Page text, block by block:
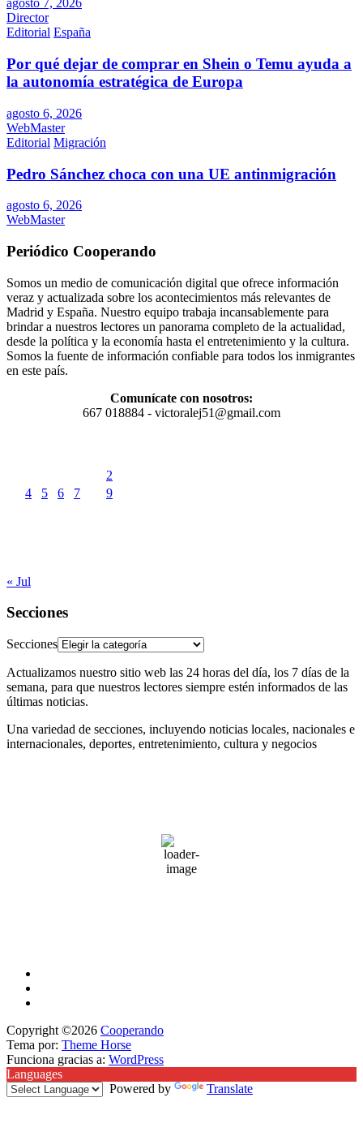
agosto 7, 2026
Director
Editorial España
Por qué dejar de comprar en Shein o Temu ayuda a
la autonomía estratégica de Europa
agosto 6, 2026
WebMaster
Editorial Migración
Pedro Sánchez choca con una UE antinmigración
agosto 6, 2026
WebMaster
Periódico Cooperando
Somos un medio de comunicación digital que ofrece información
veraz y actualizada sobre los acontecimientos más relevantes de
Madrid y España. Nuestro equipo trabaja incansablemente para
brindar a nuestros lectores un panorama completo de la actualidad,
desde la política y la economía hasta el entretenimiento y la cultura.
Somos la fuente de información confiable para todos los inmigrantes
en este país.
Comunícate con nosotros:
667 018884 - victoralej51@gmail.com
2
4 5 6 7
9
« Jul
Secciones
Secciones
Actualizamos nuestro sitio web las 24 horas del día, los 7 días de la
semana, para que nuestros lectores siempre estén informados de las
últimas noticias.
Una variedad de secciones, incluyendo noticias locales, nacionales e
internacionales, deportes, entretenimiento, cultura y negocios
33 %
Copyright ©2026 Cooperando
Tema por: Theme Horse
Funciona gracias a: WordPress
Languages
Powered by
Translate